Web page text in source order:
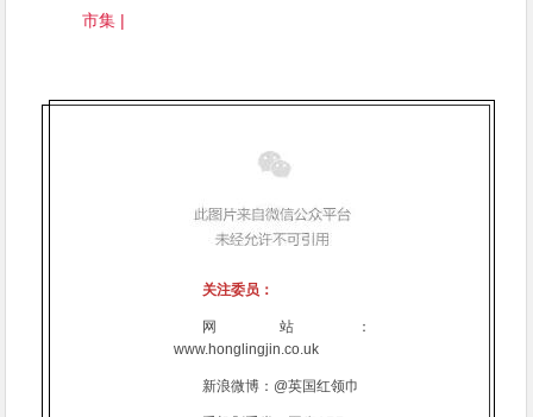
市集 |
关注委员：
网站：
www.honglingjin.co.uk
新浪微博：@英国红领巾